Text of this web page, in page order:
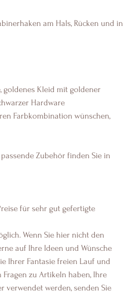
am Hals, Rücken und in
Kleid mit goldener
Hardware
Farbkombination wünschen,
Zubehör finden Sie in
für sehr gut gefertigte
Wenn Sie hier nicht den
auf Ihre Ideen und Wünsche
Ihrer Fantasie freien Lauf und
Fragen zu Artikeln haben, Ihre
verwendet werden, senden Sie